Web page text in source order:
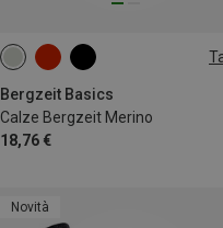
Bergzeit Basics
Calze Bergzeit Merino
18,76 €
36|37|38
45|46|47
Novità